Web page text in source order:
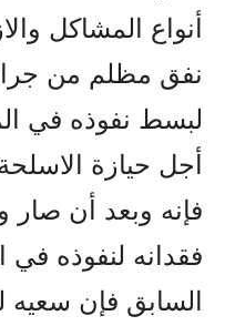
أنواع المشاکل
نفق مظلم من
لبسط نفوذه في
أجل حيازة
فإنه وبعد أن صار
فقدانه لنفوذه
السابق فإن